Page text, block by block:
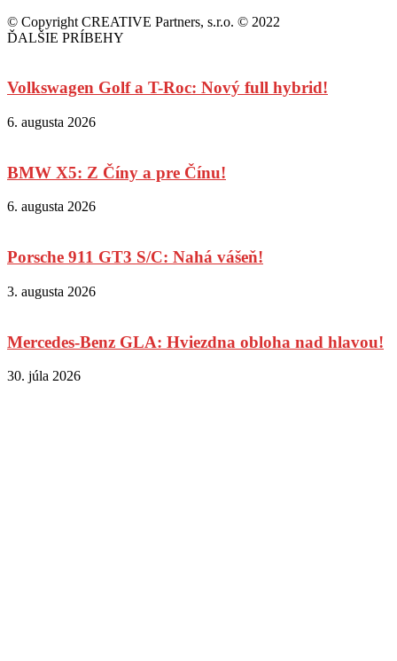
© Copyright CREATIVE Partners, s.r.o. © 2022
ĎALŠIE PRÍBEHY
Volkswagen Golf a T-Roc: Nový full hybrid!
6. augusta 2026
BMW X5: Z Číny a pre Čínu!
6. augusta 2026
Porsche 911 GT3 S/C: Nahá vášeň!
3. augusta 2026
Mercedes-Benz GLA: Hviezdna obloha nad hlavou!
30. júla 2026